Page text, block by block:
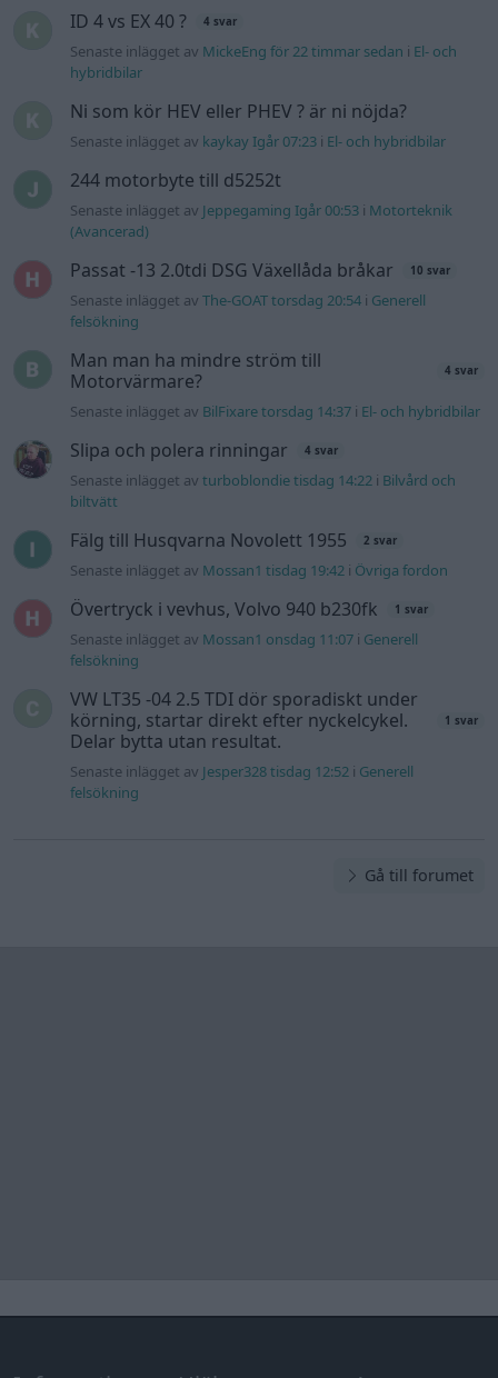
ID 4 vs EX 40 ? 4 svar
Senaste inlägget av MickeEng för 22 timmar sedan i El- och
hybridbilar
Ni som kör HEV eller PHEV ? är ni nöjda?
Senaste inlägget av kaykay Igår 07:23 i El- och hybridbilar
244 motorbyte till d5252t
Senaste inlägget av Jeppegaming Igår 00:53 i Motorteknik
(Avancerad)
Passat -13 2.0tdi DSG Växellåda bråkar 10 svar
Senaste inlägget avThe-GOAT torsdag 20:54 i Generell
felsökning
Man man ha mindre ström till
Motorvärmare?
4 svar
Senaste inlägget av BilFixare torsdag 14:37 i El- och hybridbilar
Slipa och polera rinningar 4 svar
Senaste inlägget avturboblondie tisdag 14:22 i Bilvård och
biltvätt
Fälg till Husqvarna Novolett 1955 2 svar
Senaste inlägget av Mossan1 tisdag 19:42 i Övriga fordon
Övertryck i vevhus, Volvo 940 b230fk 1 svar
Senaste inlägget av Mossan1 onsdag 11:07 i Generell
felsökning
VW LT35 -04 2.5 TDI dör sporadiskt under
körning, startar direkt efter nyckelcykel.
Delar bytta utan resultat.
1 svar
Senaste inlägget av Jesper328 tisdag 12:52 i Generell
felsökning
Gå till forumet